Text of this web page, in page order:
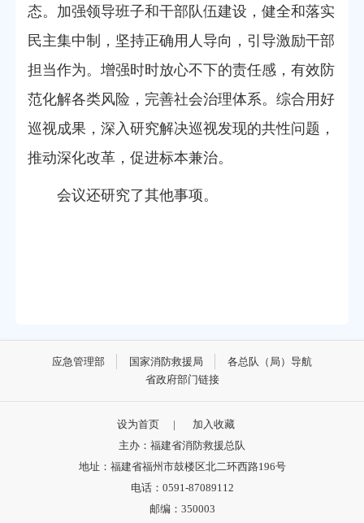
态。加强领导班子和干部队伍建设，健全和落实
民主集中制，坚持正确用人导向，引导激励干部
担当作为。增强时时放心不下的责任感，有效防
范化解各类风险，完善社会治理体系。综合用好
巡视成果，深入研究解决巡视发现的共性问题，
推动深化改革，促进标本兼治。
会议还研究了其他事项。
应急管理部 国家消防救援局
各总队（局）导航
省政府部门链接
设为首页 |
加入收藏
主办：福建省消防救援总队
地址：福建省福州市鼓楼区北二环西路196号
电话：0591-87089112
邮编：350003